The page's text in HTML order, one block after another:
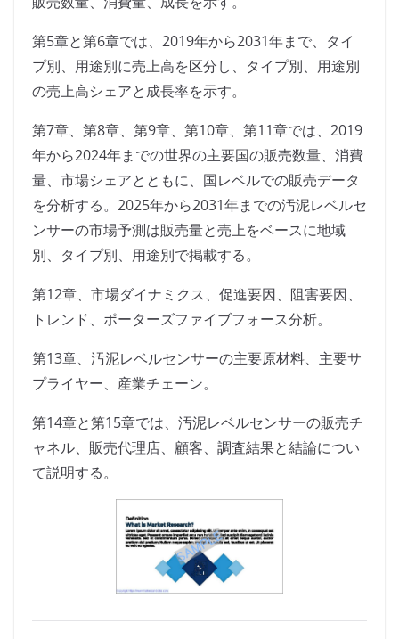
第5章と第6章では、2019年から2031年まで、タイ
プ別、用途別に売上高を区分し、タイプ別、用途別
の売上高シェアと成長率を示す。
第7章、第8章、第9章、第10章、第11章では、2019
年から2024年までの世界の主要国の販売数量、消費
量、市場シェアとともに、国レベルでの販売データ
を分析する。2025年から2031年までの汚泥レベルセ
ンサーの市場予測は販売量と売上をベースに地域
別、タイプ別、用途別で掲載する。
第12章、市場ダイナミクス、促進要因、阻害要因、
トレンド、ポーターズファイブフォース分析。
第13章、汚泥レベルセンサーの主要原材料、主要サ
プライヤー、産業チェーン。
第14章と第15章では、汚泥レベルセンサーの販売チ
ャネル、販売代理店、顧客、調査結果と結論につい
て説明する。